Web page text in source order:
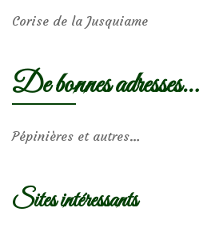
Corise de la Jusquiame
De bonnes adresses…
Pépinières et autres…
Sites intéressants